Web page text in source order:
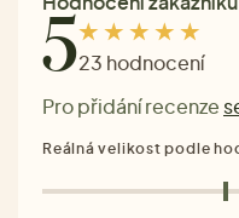
523 hodnocení
Pro přidání recenze
Reálná velikost podle